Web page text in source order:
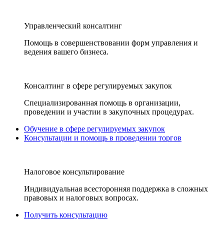
Управленческий консалтинг
Помощь в совершенствовании форм управления и
ведения вашего бизнеса.
Консалтинг в сфере регулируемых закупок
Специализированная помощь в организации,
проведении и участии в закупочных процедурах.
Обучение в сфере регулируемых закупок
Консультации и помощь в проведении торгов
Налоговое консультирование
Индивидуальная всесторонняя поддержка в сложных
правовых и налоговых вопросах.
Получить консультацию